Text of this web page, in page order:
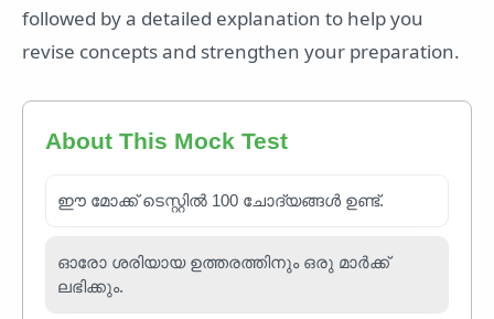
followed by a detailed explanation to help you
revise concepts and strengthen your preparation.
About This Mock Test
ഈ മോക്ക് ടെസ്റ്റിൽ 100 ചോദ്യങ്ങൾ ഉണ്ട്.
ഓരോ ശരിയായ ഉത്തരത്തിനും ഒരു മാർക്ക്
ലഭിക്കും.